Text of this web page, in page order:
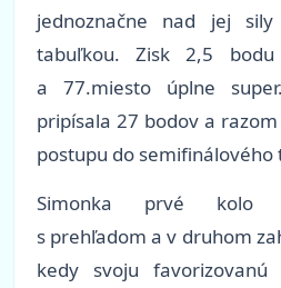
jednoznačne nad jej
tabuľkou. Zisk 2,5
a 77.miesto úplne
pripísala 27 bodov a
postupu do semifinálového
Simonka prvé kolo
s prehľadom a v druhom
kedy svoju